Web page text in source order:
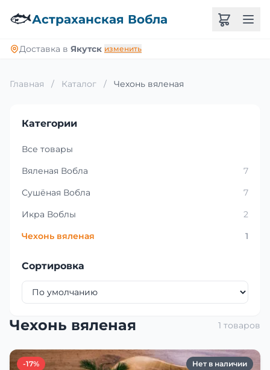
🐟Астраханская Вобла
Доставка в Якутск изменить
Главная / Каталог / Чехонь вяленая
Категории
Все товары
Вяленая Вобла
7
Сушёная Вобла
7
Икра Воблы
2
Чехонь вяленая
1
Сортировка
Чехонь вяленая 1 товаров
-17% Нет в наличии